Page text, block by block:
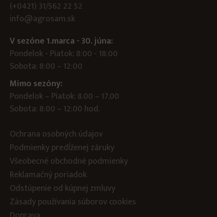
(+0421) 31/562 22 52
info@agrosam.sk
V sezóne 1.marca - 30. júna:
Pondelok - Piatok: 8:00 - 18:00
Sobota: 8:00 – 12:00
Mimo sezóny:
Pondelok – Piatok: 8.00 – 17.00
Sobota: 8:00 – 12:00 hod.
Ochrana osobných údajov
Podmienky predĺženej záruky
Všeobecné obchodné podmienky
Reklamačný poriadok
Odstúpenie od kúpnej zmluvy
Zásady používania súborov cookies